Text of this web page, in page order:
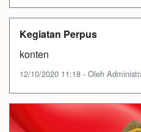
Kegiatan Perpus
konten
12/10/2020 11:18 - Oleh